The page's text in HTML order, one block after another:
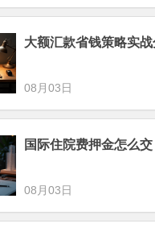
大额汇款省钱策略实
08月03日
国际住院费押金怎么交
08月03日